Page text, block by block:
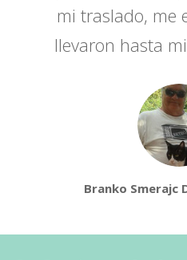
mi traslado, me
llevaron hasta
Branko Smerajc